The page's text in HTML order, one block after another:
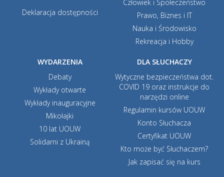
Deklaracja dostępności
Człowiek i Społeczeństwo
Prawo, Biznes i IT
Nauka i Środowisko
Rekreacja i Hobby
WYDARZENIA
Debaty
Wykłady otwarte
Wykłady inauguracyjne
Mikołajki
10 lat UOUW
Solidarni z Ukrainą
DLA SŁUCHACZY
Wytyczne bezpieczeństwa dot.
COVID 19 oraz instrukcje do
narzędzi online
Regulamin kursów UOUW
Konto Słuchacza
Certyfikat UOUW
Kto może być Słuchaczem?
Jak zapisać się na kurs